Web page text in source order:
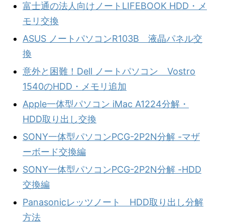
富士通の法人向けノートLIFEBOOK HDD・メ
モリ交換
ASUS ノートパソコンR103B 液晶パネル交
換
意外と困難！Dell ノートパソコン Vostro
1540のHDD・メモリ追加
Apple一体型パソコン iMac A1224分解・
HDD取り出し交換
SONY一体型パソコンPCG-2P2N分解 -マザ
ーボード交換編
SONY一体型パソコンPCG-2P2N分解 -HDD
交換編
Panasonicレッツノート HDD取り出し分解
方法